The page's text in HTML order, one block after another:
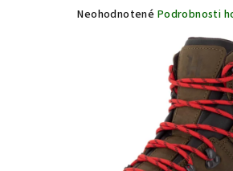
Priemerné
Neohodnotené Podrobnosti